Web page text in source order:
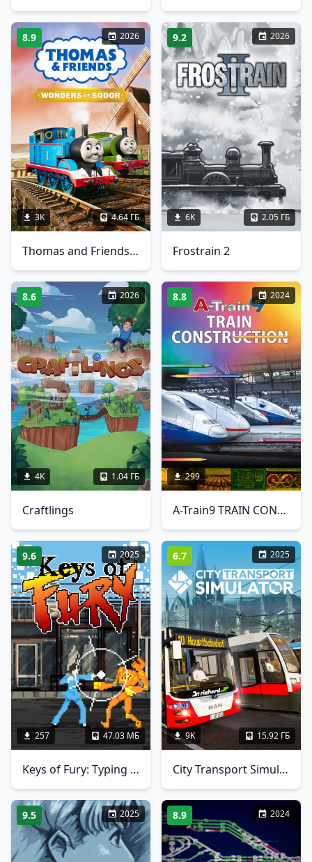
8.9 2026
3K 4.64 ГБ
Thomas and Friends: Wonders of Sodor
9.2 2026
6K 2.05 ГБ
Frostrain 2
8.6 2026
4K 1.04 ГБ
Craftlings
8.8 2024
299
A-Train9 TRAIN CONSTRUCTION
9.6 2025
257 47.03 МБ
Keys of Fury: Typing Action
6.7 2025
9K 15.92 ГБ
City Transport Simulator
9.5 2025 8.9 2024